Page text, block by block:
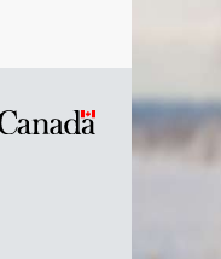
Symbole